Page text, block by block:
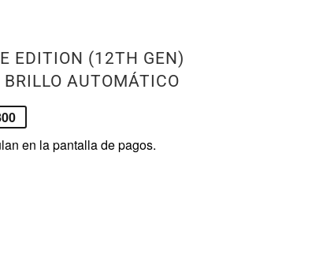
EDITION (12TH GEN)
AUTOMÁTICO
en la pantalla de pagos.